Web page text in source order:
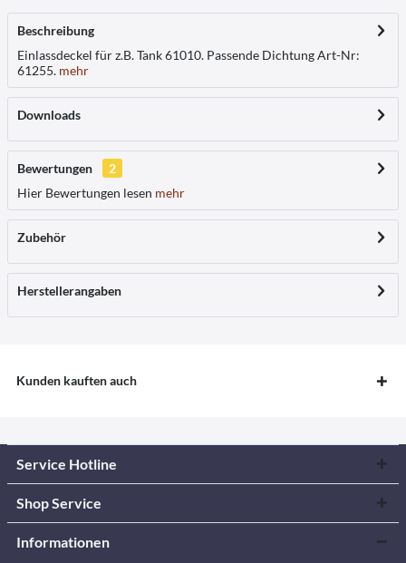
Beschreibung
Einlassdeckel für z.B. Tank 61010. Passende Dichtung Art-Nr:
61255. mehr
Downloads
Bewertungen
2
Hier Bewertungen lesen mehr
Zubehör
Herstellerangaben
Kunden kauften auch
Service Hotline
Shop Service
Informationen